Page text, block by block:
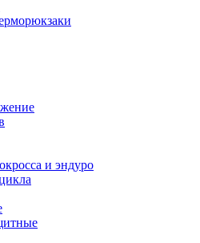
и эндуро